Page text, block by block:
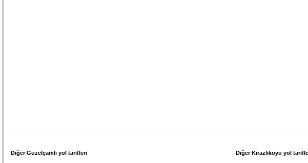
Diğer Güzelçamlı yol tarifleri Diğer Kirazlıköyü yol